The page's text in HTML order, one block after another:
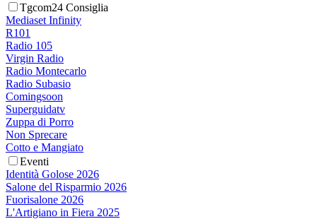
Tgcom24 Consiglia
Mediaset Infinity
R101
Radio 105
Virgin Radio
Radio Montecarlo
Radio Subasio
Comingsoon
Superguidatv
Zuppa di Porro
Non Sprecare
Cotto e Mangiato
Eventi
Identità Golose 2026
Salone del Risparmio 2026
Fuorisalone 2026
L'Artigiano in Fiera 2025